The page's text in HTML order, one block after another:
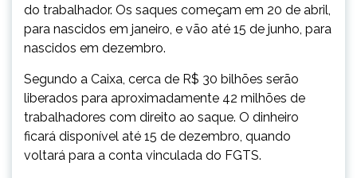
do trabalhador. Os saques começam em 20 de abril,
para nascidos em janeiro, e vão até 15 de junho, para
nascidos em dezembro.
Segundo a Caixa, cerca de R$ 30 bilhões serão
liberados para aproximadamente 42 milhões de
trabalhadores com direito ao saque. O dinheiro
ficará disponível até 15 de dezembro, quando
voltará para a conta vinculada do FGTS.